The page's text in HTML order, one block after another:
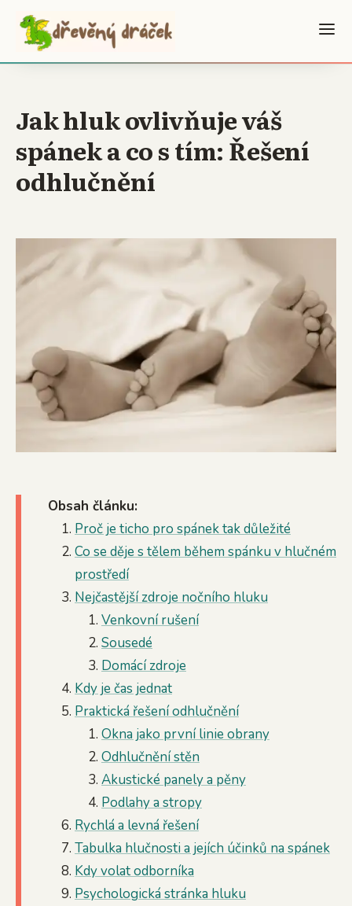
Jak hluk ovlivňuje váš
spánek a co s tím: Řešení
odhlučnění
Obsah článku:
Proč je ticho pro spánek tak důležité
Co se děje s tělem během spánku v hlučném
prostředí
Nejčastější zdroje nočního hluku
Venkovní rušení
Sousedé
Domácí zdroje
Kdy je čas jednat
Praktická řešení odhlučnění
Okna jako první linie obrany
Odhlučnění stěn
Akustické panely a pěny
Podlahy a stropy
Rychlá a levná řešení
Tabulka hlučnosti a jejích účinků na spánek
Kdy volat odborníka
Psychologická stránka hluku